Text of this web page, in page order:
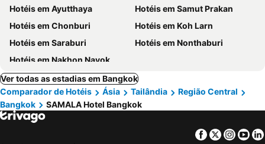
Hotéis em Ayutthaya
Hotéis em Samut Prakan
Hotéis em Chonburi
Hotéis em Koh Larn
Hotéis em Saraburi
Hotéis em Nonthaburi
Hotéis em Nakhon Nayok
Ver todas as estadias em Bangkok
Comparador de Hotéis
Ásia Tailândia
Região Central
Bangkok
SAMALA Hotel Bangkok
Facebook
Twitter